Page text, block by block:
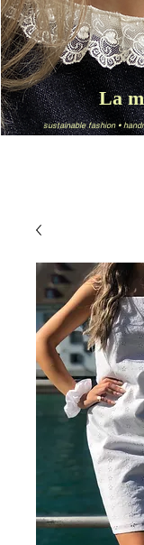
sustainable fashion •
La